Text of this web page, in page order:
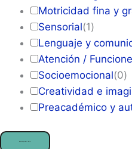
Motricidad fina y
Sensorial(1)
Lenguaje y
Atención /
Socioemocional(0)
Creatividad e
Preacadémico y